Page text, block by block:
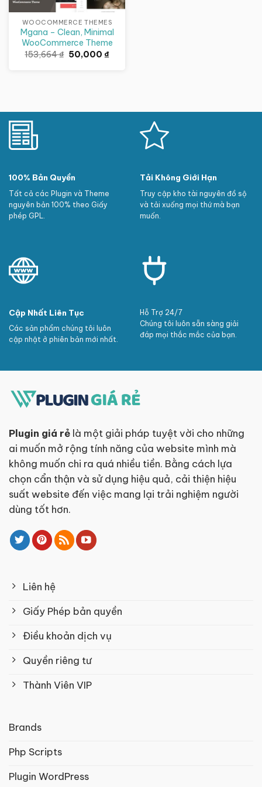
WOOCOMMERCE THEMES
Mgana – Clean, Minimal
WooCommerce Theme
153,664₫ Giá
gốc
50,000 ₫Giá
100% Bản Quyền
Tất cả các Plugin và Theme
nguyên bản 100% theo Giấy
phép GPL.
Tải Không Giới Hạn
Truy cập kho tài nguyên đồ sộ
và tải xuống mọi thứ mà bạn
muốn.
Cập Nhất Liên Tục
Các sản phẩm chúng tôi luôn
cập nhật ở phiên bản mới nhất.
Hỗ Trợ 24/7
Chúng tôi luôn sẵn sàng giải
đáp mọi thắc mắc của bạn.
Plugin giá rẻ là một giải pháp tuyệt vời cho những
ai muốn mở rộng tính năng của website mình mà
không muốn chi ra quá nhiều tiền. Bằng cách lựa
chọn cẩn thận và sử dụng hiệu quả, cải thiện hiệu
suất website đến việc mang lại trải nghiệm người
dùng tốt hơn.
Liên hệ
Giấy Phép bản quyền
Điều khoản dịch vụ
Quyền riêng tư
Thành Viên VIP
Brands
Php Scripts
Plugin WordPress